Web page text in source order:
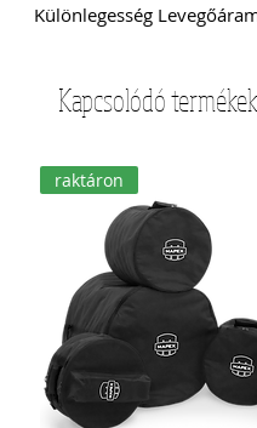
Különlegesség
Kapcsolódó termékek
raktáron